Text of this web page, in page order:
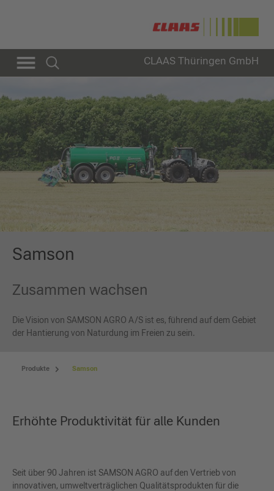
CLAAS Thüringen GmbH
Samson
Zusammen wachsen
Die Vision von SAMSON AGRO A/S ist es, führend auf dem Gebiet
der Hantierung von Naturdung im Freien zu sein.
Produkte Samson
Erhöhte Produktivität für alle Kunden
Seit über 90 Jahren ist SAMSON AGRO auf den Vertrieb von
innovativen, umweltverträglichen Qualitätsprodukten für die